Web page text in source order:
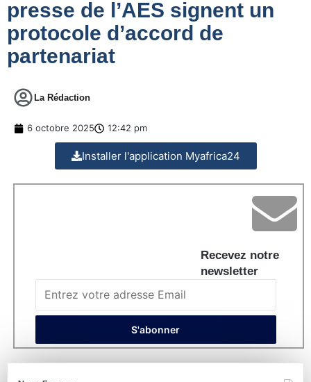
presse de l’AES signent un
protocole d’accord de
partenariat
La Rédaction
6 octobre 2025 12:42 pm
Installer l'application Myafrica24
Recevez notre
newsletter